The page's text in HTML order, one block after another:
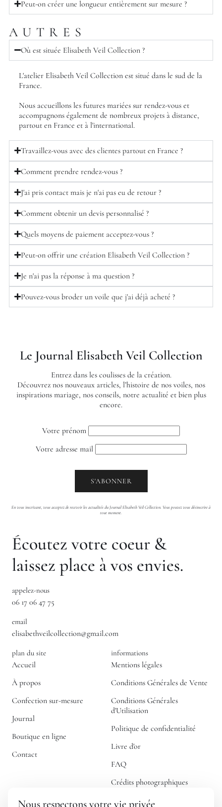
Peut-on créer une longueur entièrement sur mesure ?
AUTRES
Où est située Elisabeth Veil Collection ?
L'atelier Elisabeth Veil Collection est situé dans le sud de la
France.
Nous accueillons les futures mariées sur rendez-vous et
accompagnons également de nombreux projets à distance,
partout en France et à l'international.
Travaillez-vous avec des clientes partout en France ?
Comment prendre rendez-vous ?
J'ai pris contact mais je n'ai pas eu de retour ?
Comment obtenir un devis personnalisé ?
Quels moyens de paiement acceptez-vous ?
Peut-on offrir une création Elisabeth Veil Collection ?
Je n'ai pas la réponse à ma question ?
Pouvez-vous broder un voile que j'ai déjà acheté ?
Le Journal Elisabeth Veil Collection
Entrez dans les coulisses de la création.
Découvrez nos nouveaux articles, l’histoire de nos voiles, nos
inspirations mariage, nos conseils, notre actualité et bien plus
encore.
Votre prénom
Votre adresse mail
En vous inscrivant, vous acceptez de recevoir les actualités du Journal Elisabeth Veil Collection. Vous pouvez vous désinscrire à
tout moment.
Écoutez votre coeur &
laissez place à vos envies.
appelez-nous
06 17 06 47 75
email
elisabethveilcollection@gmail.com
plan du site
Accueil
À propos
Confection sur-mesure
Journal
Boutique en ligne
Contact
informations
Mentions légales
Conditions Générales de Vente
Conditions Générales
d'Utilisation
Politique de confidentialité
Livre d'or
FAQ
Crédits photographiques
Nous respectons votre vie privée